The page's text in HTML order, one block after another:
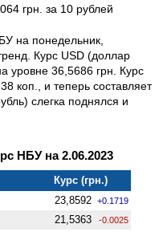
грн. за 10 рублей
на понедельник,
Курс USD (доллар
уровне 36,5686 грн. Курс
коп., и теперь составляет
слегка поднялся и
НБУ на 2.06.2023
Курс (грн.)
23,8592 +0.1719
21,5363 -0.0025